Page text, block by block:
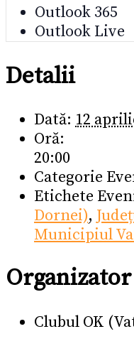
Outlook 365
Outlook Live
Detalii
Dată: 12
Oră:
20:00
Categorie
Etichete
Dornei),
Municipiul
Organizator
Clubul OK